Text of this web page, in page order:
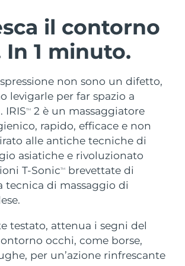
il contorno
In 1 minuto.
non sono un difetto,
levigarle per far spazio a
IRISTM
2 è un massaggiatore
rapido, efficace e non
alle antiche tecniche di
asiatiche e rivoluzionato
T-SonicTM
brevettate di
tecnica di massaggio di
testato, attenua i segni del
occhi, come borse,
per un’azione rinfrescante
4 pacchetto
aging massage
4 Plus
LED heating
men, anti-aging massage
2 pacchetto
toning
2 go
toning on-the-go
line smoothing device
3 pacchetto
facial hydration
infrared and red light therapy
Igiene orale
4
silicone sonic toothbrush
4 plus
hybrid silicone sonic toothbrush
ANTI-AGE FAQ™
Trattamenti LED
Consegna stimata
Consegna stimata
Consegna stimata
Consegna stimata 8/12/26
Consegna stimata
Consegna stimata8/13/26
Consegna stimata8/13/26